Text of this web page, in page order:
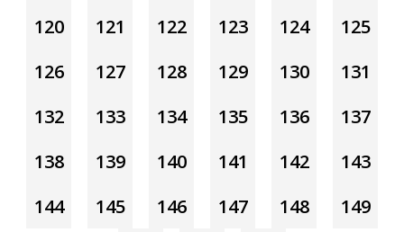
120
121 122 123 124
125
126
127 128 129 130
131
132
133 134 135 136
137
138
139 140 141 142
143
144
145 146 147 148
149